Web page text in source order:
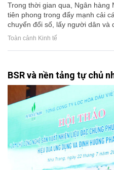
Trong thời gian qua, Ngân hàng
tiên phong trong đẩy mạnh cải
chuyển đổi số, lấy người dân và
Toàn cảnh Kinh tế
BSR và nền tảng tự chủ